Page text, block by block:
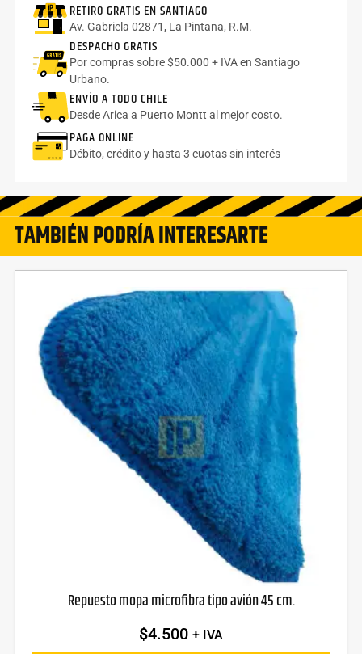
RETIRO GRATIS EN SANTIAGO
Av. Gabriela 02871, La Pintana, R.M.
DESPACHO GRATIS
Por compras sobre $50.000 + IVA en Santiago
Urbano.
ENVÍO A TODO CHILE
Desde Arica a Puerto Montt al mejor costo.
PAGA ONLINE
Débito, crédito y hasta 3 cuotas sin interés
TAMBIÉN PODRÍA INTERESARTE
Repuesto mopa microfibra tipo avión 45 cm.
$4.500 + IVA